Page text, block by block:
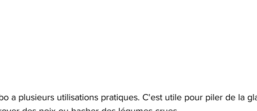
a plusieurs utilisations pratiques. C'est utile pour piler de la